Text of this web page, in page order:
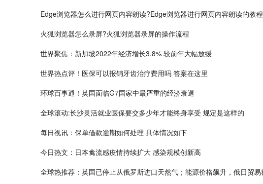
Edge浏览器怎么进行网页内容朗读?Edge浏览器进行网页内容朗读的教程
火狐浏览器怎么录屏?火狐浏览器录屏的操作流程
世界聚焦：新加坡2022年经济增长3.8% 较前年大幅放缓
世界热点评！医保可以报销牙齿治疗费用吗 答案在这里
环球百事通！英国面临G7国家中最严重的经济衰退
全球滚动:长沙灵活就业医保要交多少年才能终身享受 规定是这样的
每日视讯：保单借款逾期如何处理 具体情况如下
今日热文：日本禽流感疫情持续扩大 感染规模创新高
全球热推荐：英国已停止从俄罗斯进口天然气；能源价格飙升，俄日贸